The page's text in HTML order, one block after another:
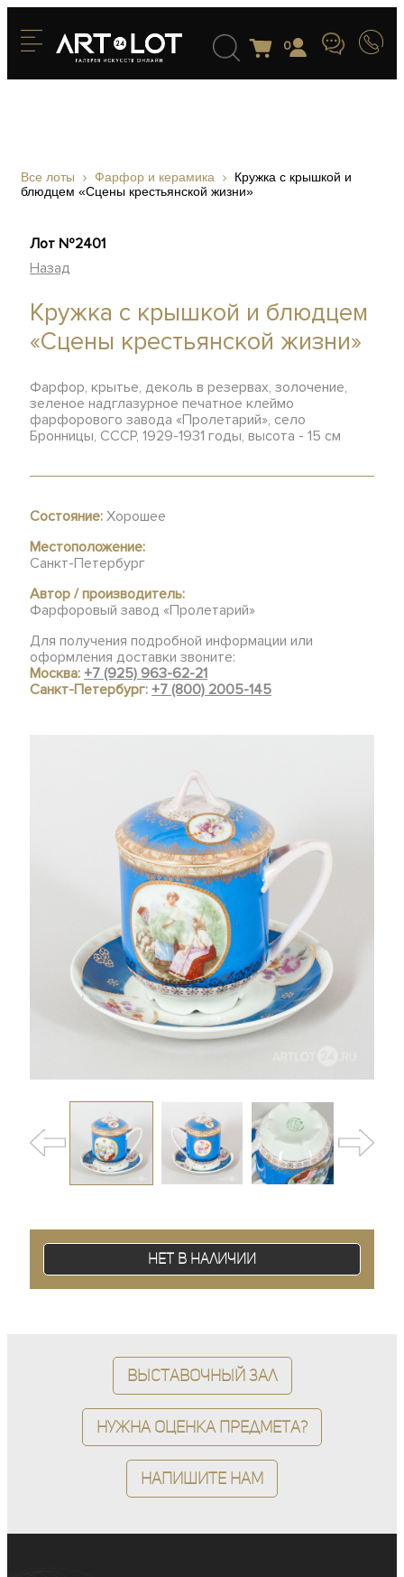
0
Все лоты Фарфор и керамика
Кружка с крышкой и
блюдцем «Сцены крестьянской жизни»
Лот №2401
Назад
Кружка с крышкой и блюдцем
«Сцены крестьянской жизни»
Фарфор, крытье, деколь в резервах, золочение,
зеленое надглазурное печатное клеймо
фарфорового завода «Пролетарий», село
Бронницы, СССР, 1929-1931 годы, высота - 15 см
Состояние: Хорошее
Местоположение:
Санкт-Петербург
Автор / производитель:
Фарфоровый завод «Пролетарий»
Для получения подробной информации или
оформления доставки звоните:
Москва:+7 (925) 963-62-21
Санкт-Петербург:+7 (800) 2005-145
Нет в наличии
Выставочный зал
Нужна оценка предмета?
Напишите нам